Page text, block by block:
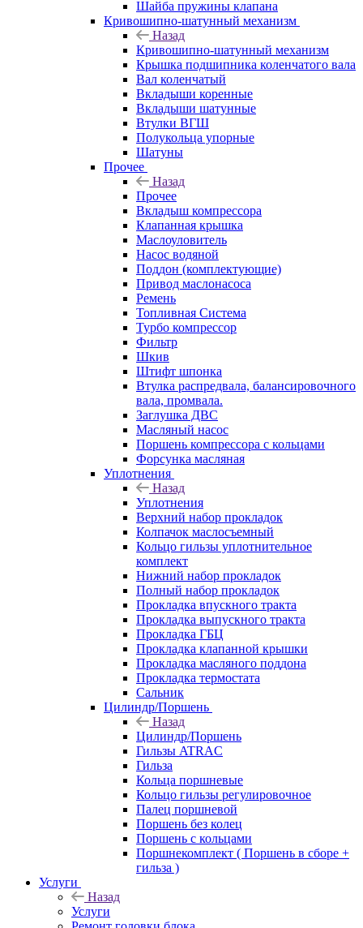
Шайба пружины клапана
Кривошипно-шатунный механизм
Назад
Кривошипно-шатунный механизм
Крышка подшипника коленчатого вала
Вал коленчатый
Вкладыши коренные
Вкладыши шатунные
Втулки ВГШ
Полукольца упорные
Шатуны
Прочее
Назад
Прочее
Вкладыш компрессора
Клапанная крышка
Маслоуловитель
Насос водяной
Поддон (комплектующие)
Привод маслонасоса
Ремень
Топливная Система
Турбо компрессор
Фильтр
Шкив
Штифт шпонка
Втулка распредвала, балансировочного
вала, промвала.
Заглушка ДВС
Масляный насос
Поршень компрессора с кольцами
Форсунка масляная
Уплотнения
Назад
Уплотнения
Верхний набор прокладок
Колпачок маслосъемный
Кольцо гильзы уплотнительное
комплект
Нижний набор прокладок
Полный набор прокладок
Прокладка впускного тракта
Прокладка выпускного тракта
Прокладка ГБЦ
Прокладка клапанной крышки
Прокладка масляного поддона
Прокладка термостата
Сальник
Цилиндр/Поршень
Назад
Цилиндр/Поршень
Гильзы ATRAC
Гильза
Кольца поршневые
Кольцо гильзы регулировочное
Палец поршневой
Поршень без колец
Поршень с кольцами
Поршнекомплект ( Поршень в сборе +
гильза )
Услуги
Назад
Услуги